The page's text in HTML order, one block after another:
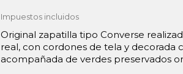
Impuestos incluidos
Original zapatilla tipo Converse
real, con cordones de tela y decorada
acompañada de verdes preservados